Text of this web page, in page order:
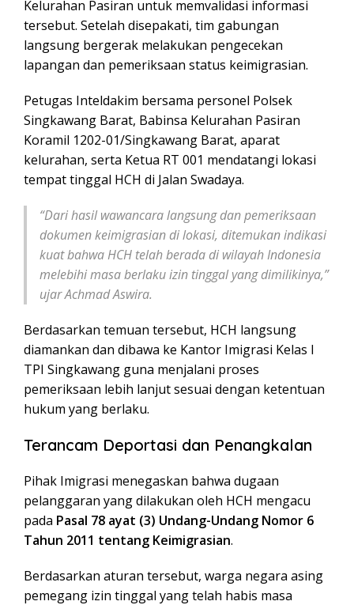
Kelurahan Pasiran untuk memvalidasi informasi
tersebut. Setelah disepakati, tim gabungan
langsung bergerak melakukan pengecekan
lapangan dan pemeriksaan status keimigrasian.
Petugas Inteldakim bersama personel Polsek
Singkawang Barat, Babinsa Kelurahan Pasiran
Koramil 1202-01/Singkawang Barat, aparat
kelurahan, serta Ketua RT 001 mendatangi lokasi
tempat tinggal HCH di Jalan Swadaya.
“Dari hasil wawancara langsung dan pemeriksaan
dokumen keimigrasian di lokasi, ditemukan indikasi
kuat bahwa HCH telah berada di wilayah Indonesia
melebihi masa berlaku izin tinggal yang dimilikinya,”
ujar Achmad Aswira.
Berdasarkan temuan tersebut, HCH langsung
diamankan dan dibawa ke Kantor Imigrasi Kelas I
TPI Singkawang guna menjalani proses
pemeriksaan lebih lanjut sesuai dengan ketentuan
hukum yang berlaku.
Terancam Deportasi dan Penangkalan
Pihak Imigrasi menegaskan bahwa dugaan
pelanggaran yang dilakukan oleh HCH mengacu
pada Pasal 78 ayat (3) Undang-Undang Nomor 6
Tahun 2011 tentang Keimigrasian.
Berdasarkan aturan tersebut, warga negara asing
pemegang izin tinggal yang telah habis masa